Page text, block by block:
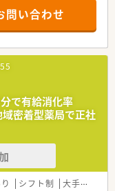
♪
いらっしゃるため現場
にされています◎
方が多く定着率が非常
に導入されており、散
フイベントをご経験さ
解がある環境です
帰される方が多く、そ
れています！
です◎
診同行もされています
問い合わせ
分で有給消化率
密着型薬局で正社
シフト制 大手チェーン以外